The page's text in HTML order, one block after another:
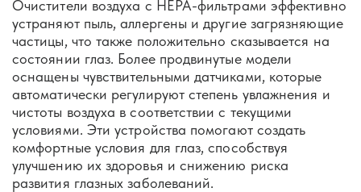
Очистители воздуха с HEPA-фильтрами эффективно
устраняют пыль, аллергены и другие загрязняющие
частицы, что также положительно сказывается на
состоянии глаз. Более продвинутые модели
оснащены чувствительными датчиками, которые
автоматически регулируют степень увлажнения и
чистоты воздуха в соответствии с текущими
условиями. Эти устройства помогают создать
комфортные условия для глаз, способствуя
улучшению их здоровья и снижению риска
развития глазных заболеваний.